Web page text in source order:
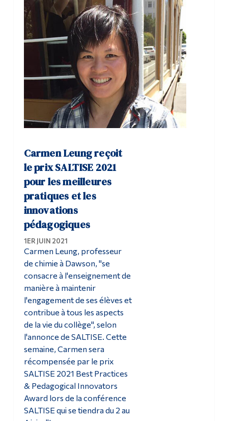
Carmen Leung reçoit
le prix SALTISE 2021
pour les meilleures
pratiques et les
innovations
pédagogiques
1ER JUIN 2021
Carmen Leung, professeur
de chimie à Dawson, "se
consacre à l'enseignement de
manière à maintenir
l'engagement de ses élèves et
contribue à tous les aspects
de la vie du collège", selon
l'annonce de SALTISE. Cette
semaine, Carmen sera
récompensée par le prix
SALTISE 2021 Best Practices
& Pedagogical Innovators
Award lors de la conférence
SALTISE qui se tiendra du 2 au